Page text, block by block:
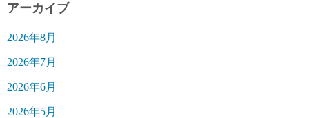
アーカイブ
2026年8月
2026年7月
2026年6月
2026年5月